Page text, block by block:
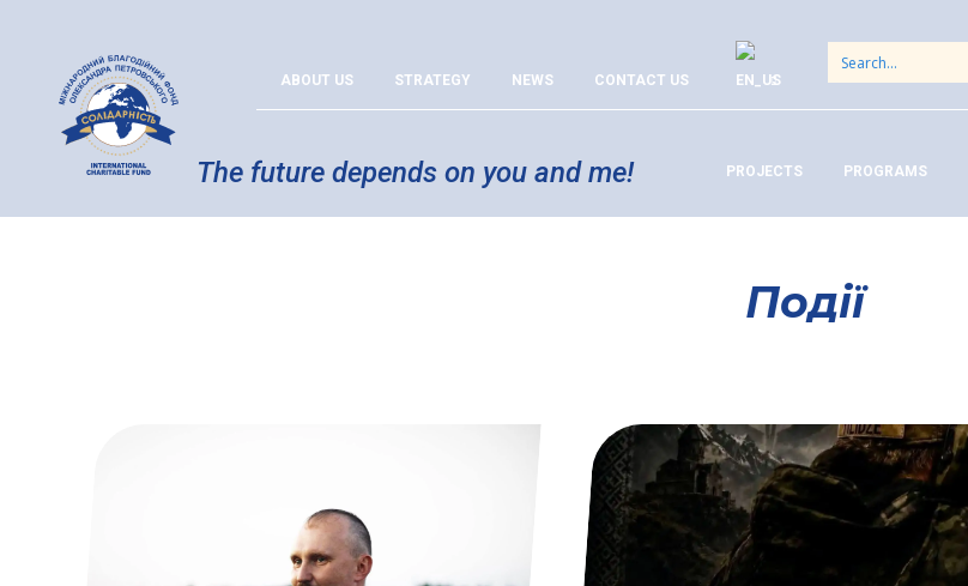
ABOUT US STRATEGY NEWS CONTACT US
The future depends on you and me! PROJECTS PROGRAMS
Події